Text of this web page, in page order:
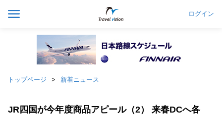
ログイン
トップページ 新着ニュース
JR四国が今年度商品アピール（2） 来春DCへ各